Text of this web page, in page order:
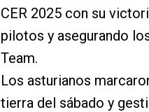
CER 2025 con su
pilotos y asegurando
Team.
Los asturianos
tierra del sábado y